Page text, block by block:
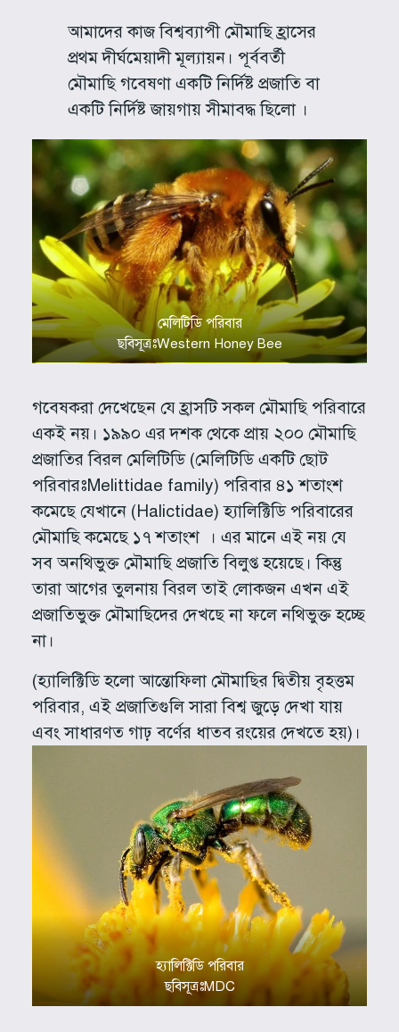
আমাদের কাজ বিশ্বব্যাপী মৌমাছি হ্রাসের
প্রথম দীর্ঘমেয়াদী মূল্যায়ন। পূর্ববর্তী
মৌমাছি গবেষণা একটি নির্দিষ্ট প্রজাতি বা
একটি নির্দিষ্ট জায়গায় সীমাবদ্ধ ছিলো ।
মেলিটিডি পরিবার
ছবিসূত্রঃWestern Honey Bee
গবেষকরা দেখেছেন যে হ্রাসটি সকল মৌমাছি পরিবারে
একই নয়। ১৯৯০ এর দশক থেকে প্রায় ২০০ মৌমাছি
প্রজাতির বিরল মেলিটিডি (মেলিটিডি একটি ছোট
পরিবারঃMelittidae family) পরিবার ৪১ শতাংশ
কমেছে যেখানে (Halictidae) হ্যালিক্টিডি পরিবারের
মৌমাছি কমেছে ১৭ শতাংশ । এর মানে এই নয় যে
সব অনথিভুক্ত মৌমাছি প্রজাতি বিলুপ্ত হয়েছে। কিন্তু
তারা আগের তুলনায় বিরল তাই লোকজন এখন এই
প্রজাতিভুক্ত মৌমাছিদের দেখছে না ফলে নথিভুক্ত হচ্ছে
না।
(হ্যালিক্টিডি হলো আন্তোফিলা মৌমাছির দ্বিতীয় বৃহত্তম
পরিবার, এই প্রজাতিগুলি সারা বিশ্ব জুড়ে দেখা যায়
এবং সাধারণত গাঢ় বর্ণের ধাতব রংয়ের দেখতে হয়)।
হ্যালিক্টিডি পরিবার
ছবিসূত্রঃMDC